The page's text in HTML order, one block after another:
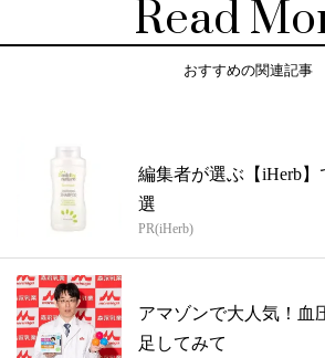
Read
おすすめの関連記事
編集者が選ぶ【iHerb
選
PR(iHerb)
アマゾンで大人気！血
足してみて